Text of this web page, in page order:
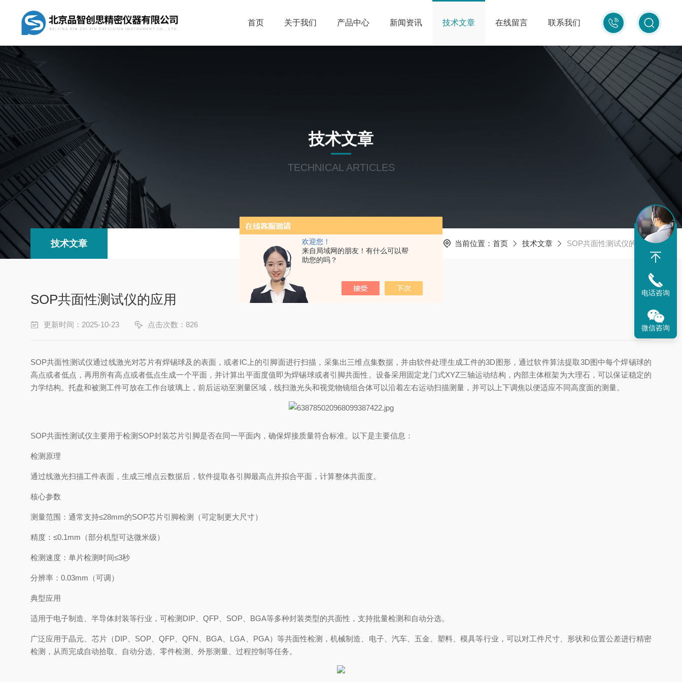
欢迎您！
来自局域网的朋友！有什么可以帮
助您的吗？
010-
87681080
首页 关于我们 产品中心 新闻资讯 技术文章 在线留言 联系我们
技术文章
TECHNICAL ARTICLES
技术文章 当前位置： 首页 技术文章 SOP共面性测试仪的应用
SOP共面性测试仪的应用
更新时间：2025-10-23 点击次数：826
SOP共面性测试仪通过线激光对芯片有焊锡球及的表面，或者IC上的引脚面进行扫描，采集出三维点集数据，并由软件处理生成工件的3D图形，通过软件算法提取3D图中每个焊锡球的
高点或者低点，再用所有高点或者低点生成一个平面，并计算出平面度值即为焊锡球或者引脚共面性。设备采用固定龙门式XYZ三轴运动结构，内部主体框架为大理石，可以保证稳定的
力学结构。托盘和被测工件可放在工作台玻璃上，前后运动至测量区域，线扫激光头和视觉物镜组合体可以沿着左右运动扫描测量，并可以上下调焦以便适应不同高度面的测量。
SOP共面性测试仪主要用于检测SOP封装芯片引脚是否在同一平面内，确保焊接质量符合标准。以下是主要信息：
检测原理
通过线激光扫描工件表面，生成三维点云数据后，软件提取各引脚最高点并拟合平面，计算整体共面度。
核心参数
测量范围：通常支持≤28mm的SOP芯片引脚检测（可定制更大尺寸）
精度：≤0.1mm（部分机型可达微米级）
检测速度：单片检测时间≤3秒
分辨率：0.03mm（可调）
典型应用
适用于电子制造、半导体封装等行业，可检测DIP、QFP、SOP、BGA等多种封装类型的共面性，支持批量检测和自动分选。
广泛应用于晶元、芯片（DIP、SOP、QFP、QFN、BGA、LGA、PGA）等共面性检测，机械制造、电子、汽车、五金、塑料、模具等行业，可以对工件尺寸、形状和位置公差进行精密
检测，从而完成自动拾取、自动分选、零件检测、外形测量、过程控制等任务。
电话咨询
微信咨询